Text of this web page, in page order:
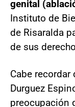
genital
Instituto de
de Risaralda
de sus
Cabe recordar
Durguez
preocupación